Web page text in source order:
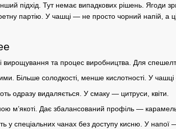
підхід. Тут немає випадкових рішень. Ягоди
партію. У чашці — не просто чорний напій , а
вирощування та процес виробництва . Для
Більше солодкості, менше кислотності . У
одразу видаляється. У смаку — цитруси, квіти.
м’якоті. Дає збалансований профіль —
у спеціальних чанах без доступу кисню. У напої